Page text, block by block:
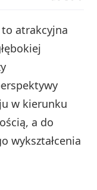
to atrakcyjna
w kierunku
a do
wykształcenia